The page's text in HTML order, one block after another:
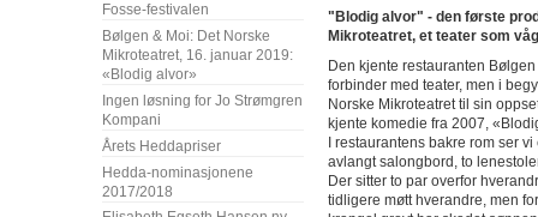
Fosse-festivalen
Bølgen & Moi: Det Norske
Mikroteatret, 16. januar 2019:
«Blodig alvor»
Ingen løsning for Jo Strømgren
Kompani
Årets Heddapriser
Hedda-nominasjonene
2017/2018
"Blodig alvor" - den første
Mikroteatret, et teater som
Den kjente restauranten
forbinder med teater, men i
Norske Mikroteatret til sin
kjente komedie fra 2007,
I restaurantens bakre rom ser
avlangt salongbord, to
Der sitter to par overfor
tidligere møtt hverandre, men